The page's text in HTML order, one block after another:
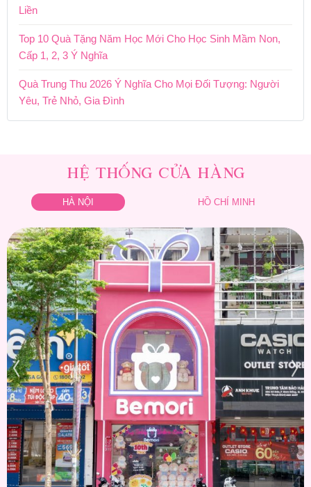
Liền
Top 10 Quà Tặng Năm Học Mới Cho Học Sinh Mầm Non,
Cấp 1, 2, 3 Ý Nghĩa
Quà Trung Thu 2026 Ý Nghĩa Cho Mọi Đối Tượng: Người
Yêu, Trẻ Nhỏ, Gia Đình
HỆ THỐNG CỬA HÀNG
HÀ NỘI HỒ CHÍ MINH